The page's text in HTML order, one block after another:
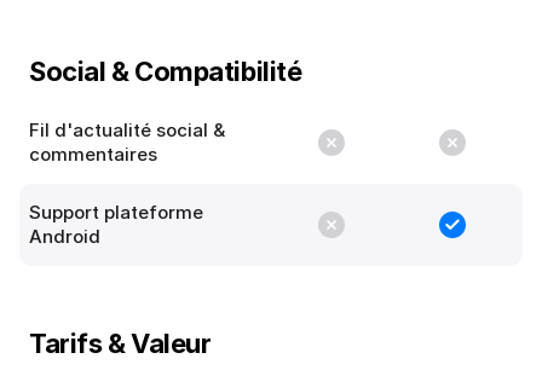
Social & Compatibilité
Fil d'actualité social &
commentaires
Support plateforme
Android
Tarifs & Valeur